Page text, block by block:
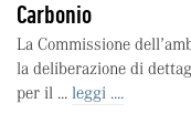
Carbonio
La Commissione
la deliberazione di
per il ... leggi ....